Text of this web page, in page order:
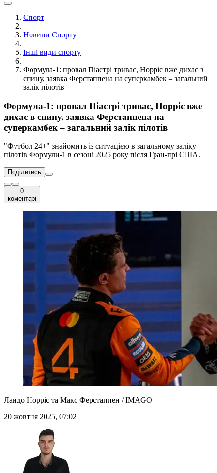
Спорт
Новини Спорту
Інші види спорту
Формула-1: провал Піастрі триває, Норріс вже дихає в
спину, заявка Ферстаппена на суперкамбек – загальний
залік пілотів
Формула-1: провал Піастрі триває, Норріс вже
дихає в спину, заявка Ферстаппена на
суперкамбек – загальний залік пілотів
"Футбол 24+" знайомить із ситуацією в загальному заліку
пілотів Формули-1 в сезоні 2025 року після Гран-прі США.
Поділитись
0
коментарі
Ландо Норріс та Макс Ферстаппен / IMAGO
20 жовтня 2025, 07:02